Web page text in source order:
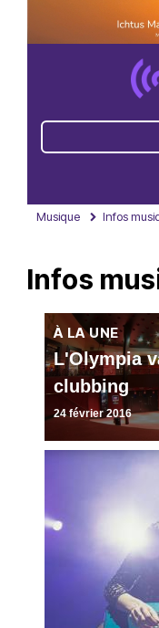
Musique Infos
Infos
À LA UNE
L'Olympia
clubbing
24 février 2016